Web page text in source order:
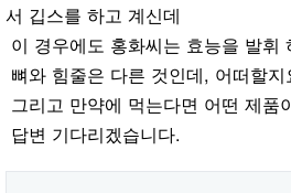
서 깁스를 하고 계신데
이 경우에도 홍화씨는 효능을 발휘
뼈와 힘줄은 다른 것인데, 어떠할지
그리고 만약에 먹는다면 어떤 제품
답변 기다리겠습니다.